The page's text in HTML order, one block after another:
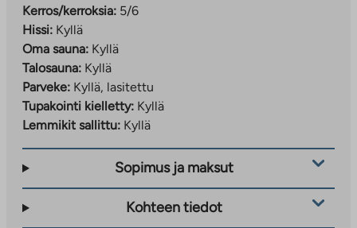
perusnopeus 50 Mbit/s kuuluu
vastikkeeseen/vuokraan.
Alueen palvelut ja ympäristö:
Alueelle on suunnitteilla päiväkoteja, kouluja ja
virkistysalueita
Valmistuttuaan Kera on noin 16 000 asukkaan
kaupunginosa
Keran asemalta junamatka Leppävaaraan n. 4
Kerros/kerroksia: 5/6
Hissi: Kyllä
Oma sauna: Kyllä
Talosauna: Kyllä
Parveke: Kyllä, lasitettu
Tupakointi kielletty: Kyllä
Lemmikit sallittu: Kyllä
Sopimus ja maksut
Kohteen tiedot